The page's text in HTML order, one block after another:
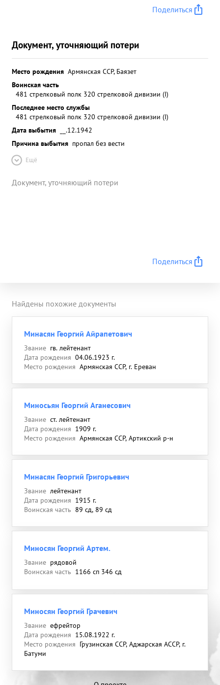
Поделиться
Документ, уточняющий потери
Место рождения Армянская ССР, Баязет
Воинская часть
481 стрелковый полк 320 стрелковой дивизии (I)
Последнее место службы
481 стрелковый полк 320 стрелковой дивизии (I)
Дата выбытия
__.12.1942
Причина выбытия пропал без вести
Ещё
Документ, уточняющий потери
Поделиться
Найдены похожие документы
Минасян Георгий Айрапетович
Звание гв. лейтенант
Дата рождения 04.06.1923 г.
Место рождения Армянская ССР, г. Ереван
Миносьян Георгий Аганесович
Звание ст. лейтенант
Дата рождения 1909 г.
Место рождения Армянская ССР, Артикский р-н
Минасян Георгий Григорьевич
Звание лейтенант
Дата рождения 1915 г.
Воинская часть 89 сд, 89 сд
Миносян Георгий Артем.
Звание рядовой
Воинская часть 1166 сп 346 сд
Миносян Георгий Грачевич
Звание ефрейтор
Дата рождения 15.08.1922 г.
Место рождения Грузинская ССР, Аджарская АССР, г.
Батуми